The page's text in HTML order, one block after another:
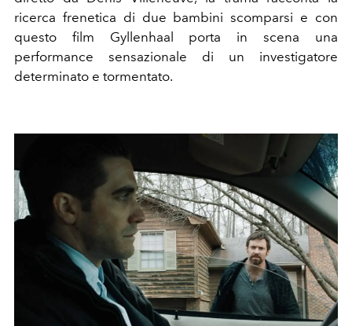
ricerca frenetica di due bambini scomparsi e con
questo film Gyllenhaal porta in scena una
performance sensazionale di un investigatore
determinato e tormentato.